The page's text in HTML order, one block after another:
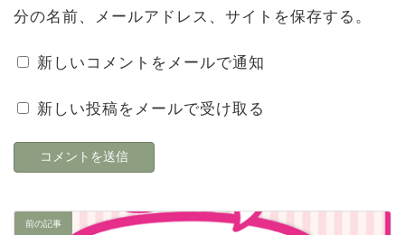
分の名前、メールアドレス、サイトを保存する。
新しいコメントをメールで通知
新しい投稿をメールで受け取る
前の記事